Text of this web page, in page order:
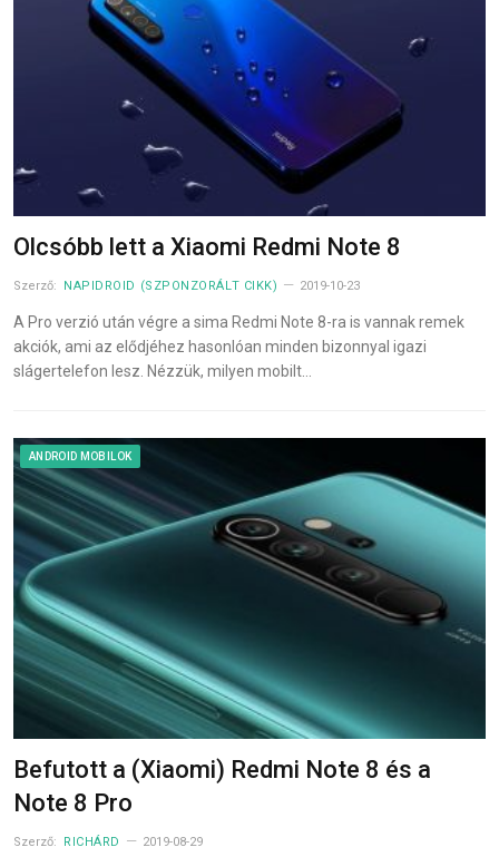
Olcsóbb lett a Xiaomi Redmi Note 8
Szerző: NAPIDROID (SZPONZORÁLT CIKK) 2019-10-23
A Pro verzió után végre a sima Redmi Note 8-ra is vannak remek
akciók, ami az elődjéhez hasonlóan minden bizonnyal igazi
slágertelefon lesz. Nézzük, milyen mobilt…
ANDROID MOBILOK
Befutott a (Xiaomi) Redmi Note 8 és a
Note 8 Pro
Szerző: RICHÁRD 2019-08-29